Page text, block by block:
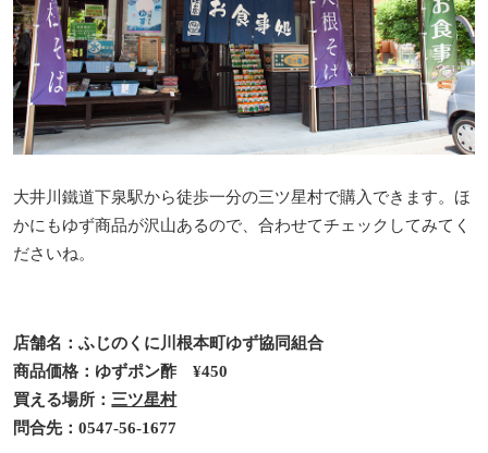
大井川鐵道下泉駅から徒歩一分の三ツ星村で購入できます。ほ
かにもゆず商品が沢山あるので、合わせてチェックしてみてく
ださいね。
店舗名：ふじのくに川根本町ゆず協同組合
商品価格：ゆずポン酢 ¥450
買える場所：三ツ星村
問合先：0547-56-1677